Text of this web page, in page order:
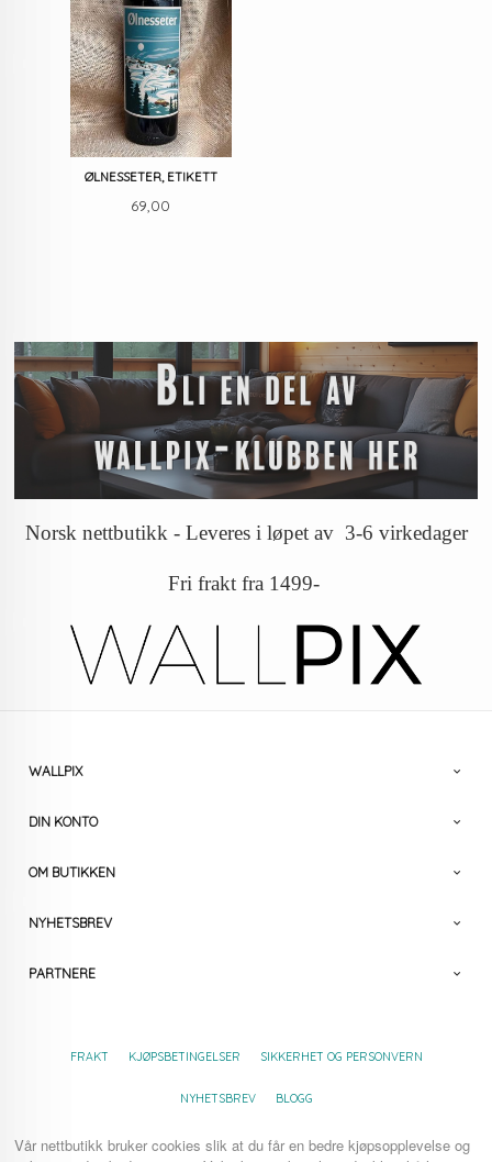
ØLNESSETER, ETIKETT
Pris
69,00
Norsk nettbutikk - Leveres i løpet av 3-6 virkedager
Fri frakt fra 1499-
WALLPIX
DIN KONTO
OM BUTIKKEN
NYHETSBREV
PARTNERE
FRAKT KJØPSBETINGELSER SIKKERHET OG PERSONVERN
NYHETSBREV BLOGG
Vår nettbutikk bruker cookies slik at du får en bedre kjøpsopplevelse og